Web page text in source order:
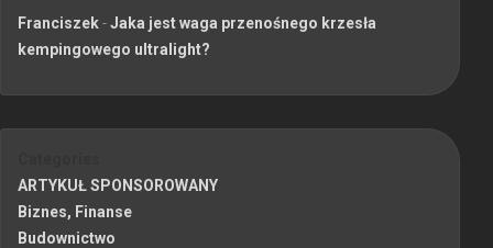
Franciszek-Jaka jest waga przenośnego krzesła
kempingowego ultralight?
ARTYKUŁ SPONSOROWANY
Biznes, Finanse
Budownictwo